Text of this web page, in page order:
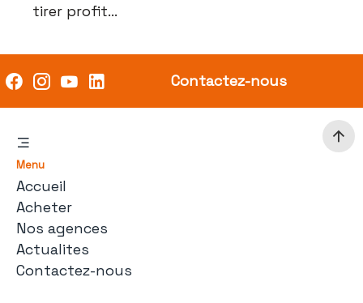
tirer profit...
Contactez-nous
Menu
Accueil
Acheter
Nos agences
Actualites
Contactez-nous